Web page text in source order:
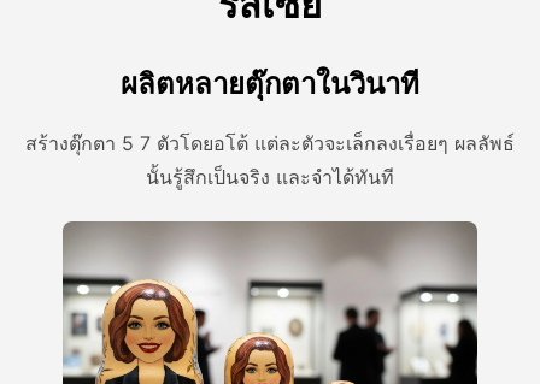
ผลิตหลายตุ๊กตาในวินาที
สร้างตุ๊กตา 5 7 ตัวโดยอโต้ แต่ละตัวจะเล็กลงเรื่อยๆ ผลลัพธ์
นั้นรู้สึกเป็นจริง และจําได้ทันที